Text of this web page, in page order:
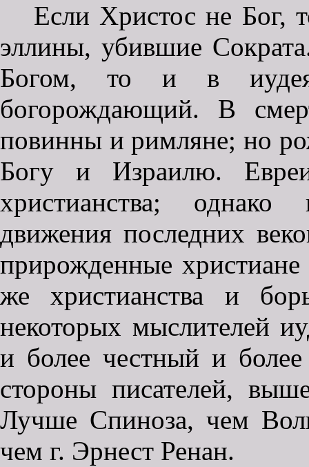
Если Христос не Бог,
эллины, убившие
Богом, то и в
богорождающий. В
повинны и римляне; но
Богу и Израилю.
христианства; однако
движения последних
прирожденные
же христианства и
некоторых мыслителей
и более честный и
стороны писателей,
Лучше Спиноза, чем
чем г. Эрнест Ренан.